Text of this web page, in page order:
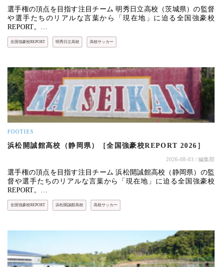
選手権の頂点を目指す注目チーム 明秀日立高校（茨城県）の監督
や選手たちのリアルな言葉から「現在地」に迫る全国強豪校
REPORT。…
全国強豪校REPORT 明秀日立高校 高校サッカー
FOOTIES
浜松開誠館高校（静岡県）［全国強豪校REPORT 2026］
2026-08-03 / 編集部
選手権の頂点を目指す注目チーム 浜松開誠館高校（静岡県）の監
督や選手たちのリアルな言葉から「現在地」に迫る全国強豪校
REPORT。…
全国強豪校REPORT 浜松開誠館高校 高校サッカー